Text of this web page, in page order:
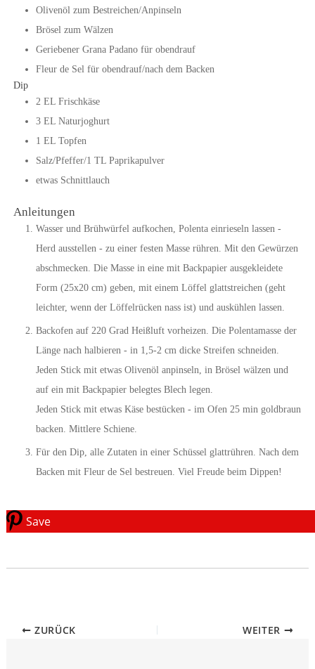
Olivenöl zum Bestreichen/Anpinseln
Brösel zum Wälzen
Geriebener Grana Padano für obendrauf
Fleur de Sel für obendrauf/nach dem Backen
Dip
2 EL Frischkäse
3 EL Naturjoghurt
1 EL Topfen
Salz/Pfeffer/1 TL Paprikapulver
etwas Schnittlauch
Anleitungen
Wasser und Brühwürfel aufkochen, Polenta einrieseln lassen -
Herd ausstellen - zu einer festen Masse rühren. Mit den Gewürzen
abschmecken. Die Masse in eine mit Backpapier ausgekleidete
Form (25x20 cm) geben, mit einem Löffel glattstreichen (geht
leichter, wenn der Löffelrücken nass ist) und auskühlen lassen.
Backofen auf 220 Grad Heißluft vorheizen. Die Polentamasse der
Länge nach halbieren - in 1,5-2 cm dicke Streifen schneiden.
Jeden Stick mit etwas Olivenöl anpinseln, in Brösel wälzen und
auf ein mit Backpapier belegtes Blech legen.
Jeden Stick mit etwas Käse bestücken - im Ofen 25 min goldbraun
backen. Mittlere Schiene.
Für den Dip, alle Zutaten in einer Schüssel glattrühren. Nach dem
Backen mit Fleur de Sel bestreuen. Viel Freude beim Dippen!
Save
ZURÜCK WEITER